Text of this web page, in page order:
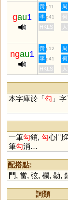
gau1
黃 p11 周
李 p41
何
HKLS
人
ngau1
黃 p12 周
李 p41 何
HKLS 人
本字庫於「勾 」
一筆勾銷, 勾心鬥
筆勾消…
配搭點:
鬥, 當, 弦, 欄, 勒,
詞類